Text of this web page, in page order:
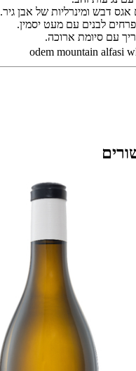
דבש ומינרליות של אבן גיר.
לבנים עם מעט יסמין.
עם סיומת ארוכה.
odem mountain alfasi